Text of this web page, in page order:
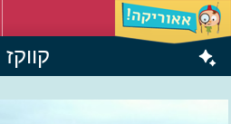
קווקז